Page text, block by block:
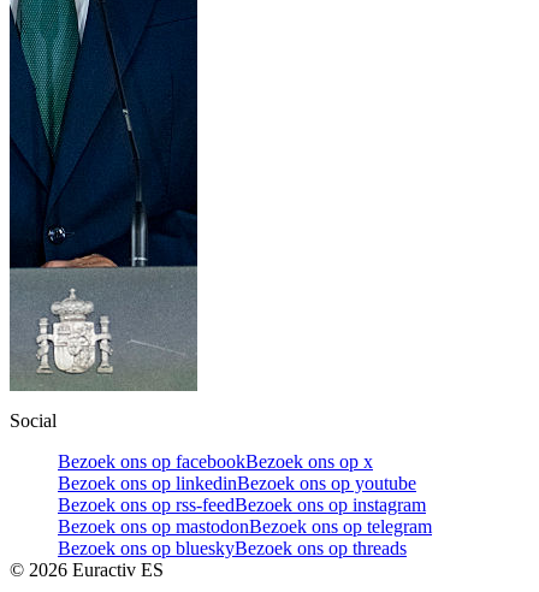
Social
Bezoek ons op facebookBezoek ons op x
Bezoek ons op linkedinBezoek ons op youtube
Bezoek ons op rss-feedBezoek ons op instagram
Bezoek ons op mastodonBezoek ons op telegram
Bezoek ons op blueskyBezoek ons op threads
© 2026 Euractiv ES